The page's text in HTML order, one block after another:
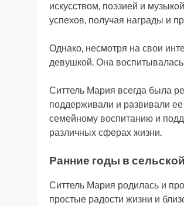
искусством, поэзией и
успехов, получая награды и
Однако, несмотря на свои
девушкой. Она
Ситтель Мария всегда была
поддерживали и развивали
семейному воспитанию и
различных сферах жизни.
Ранние годы в
Ситтель Мария родилась и
простые радости жизни и